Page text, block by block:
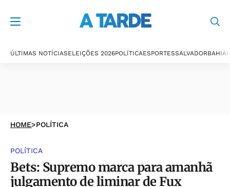
ÚLTIMAS NOTÍCIASELEIÇÕES 2026POLÍTICAESPORTESSALVADORBAHIA
HOME>POLÍTICA
POLÍTICA
Bets: Supremo marca para amanhã
julgamento de liminar de Fux